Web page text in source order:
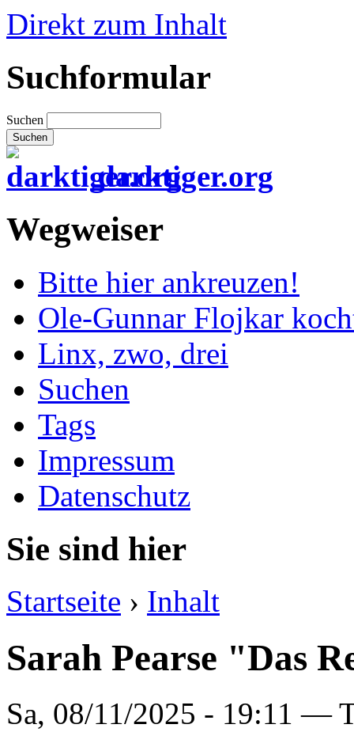
Direkt zum Inhalt
Suchformular
Suchen
darktiger.org
Wegweiser
Bitte hier ankreuzen!
Ole-Gunnar Flojkar
Linx, zwo, drei
Suchen
Tags
Impressum
Datenschutz
Sie sind hier
Startseite › Inhalt
Sarah Pearse "Das
Sa, 08/11/2025 - 19:11 —